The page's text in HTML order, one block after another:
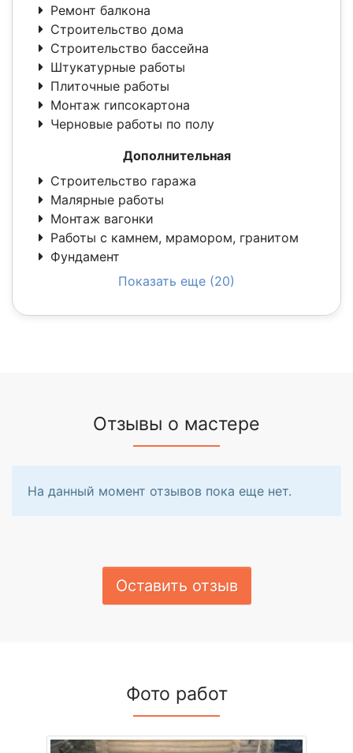
Ремонт балкона
Строительство дома
Строительство бассейна
Штукатурные работы
Плиточные работы
Монтаж гипсокартона
Черновые работы по полу
Дополнительная
Строительство гаража
Малярные работы
Монтаж вагонки
Работы с камнем, мрамором, гранитом
Фундамент
Показать еще (20)
Отзывы о мастере
На данный момент отзывов пока еще нет.
Оставить отзыв
Фото работ